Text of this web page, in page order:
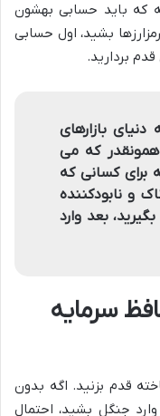
که باید حسابی بهشون
بشید، اول حسابی
بردارید.
بازارهای
که می
برای کسانی که
و نابودکننده
بعد وارد
سرمایه
قدم بزنید. اگه بدون
جنگل بشید، احتمال